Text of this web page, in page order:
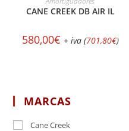
CANE CREEK DB AIR IL
580,00€ + iva (701,80€)
MARCAS
Cane Creek